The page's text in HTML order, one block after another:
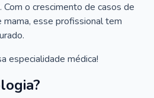
o crescimento de casos de
mama, esse profissional tem
especialidade médica!